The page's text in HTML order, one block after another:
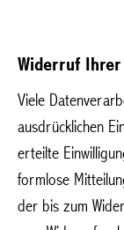
Widerruf Ihrer
Viele
ausdrücklichen
erteilte
formlose
der bis zum